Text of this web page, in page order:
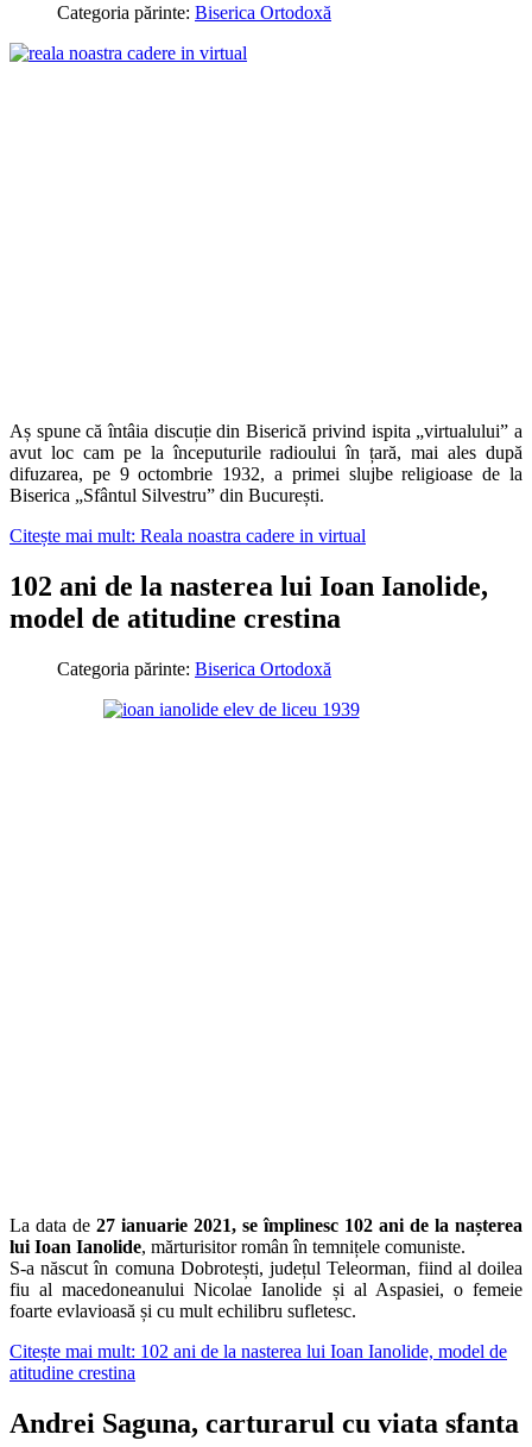
Categoria părinte: Biserica Ortodoxă
Aș spune că întâia discuție din Biserică privind ispita „virtualului” a
avut loc cam pe la începuturile radioului în țară, mai ales după
difuzarea, pe 9 octombrie 1932, a primei slujbe religioase de la
Biserica „Sfântul Silvestru” din București.
Citește mai mult: Reala noastra cadere in virtual
102 ani de la nasterea lui Ioan Ianolide,
model de atitudine crestina
Categoria părinte: Biserica Ortodoxă
La data de 27 ianuarie 2021, se împlinesc 102 ani de la nașterea
lui Ioan Ianolide, mărturisitor român în temnițele comuniste.
S-a născut în comuna Dobrotești, județul Teleorman, fiind al doilea
fiu al macedoneanului Nicolae Ianolide și al Aspasiei, o femeie
foarte evlavioasă și cu mult echilibru sufletesc.
Citește mai mult: 102 ani de la nasterea lui Ioan Ianolide, model de
atitudine crestina
Andrei Saguna, carturarul cu viata sfanta